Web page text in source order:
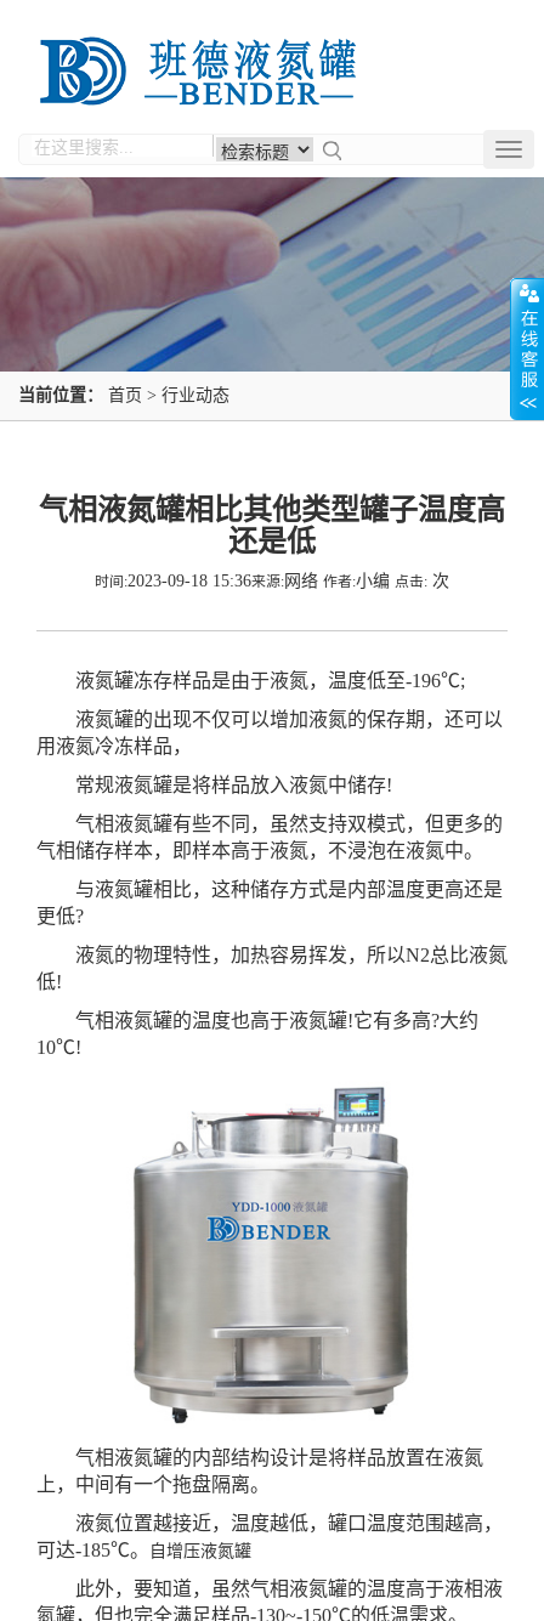
当前位置： 首页 > 行业动态
气相液氮罐相比其他类型罐子温度高
还是低
时间:2023-09-18 15:36来源:网络 作者:小编 点击: 次
液氮罐冻存样品是由于液氮，温度低至-196℃;
液氮罐的出现不仅可以增加液氮的保存期，还可以
用液氮冷冻样品，
常规液氮罐是将样品放入液氮中储存!
气相液氮罐有些不同，虽然支持双模式，但更多的
气相储存样本，即样本高于液氮，不浸泡在液氮中。
与液氮罐相比，这种储存方式是内部温度更高还是
更低?
液氮的物理特性，加热容易挥发，所以N2总比液氮
低!
气相液氮罐的温度也高于液氮罐!它有多高?大约
10℃!
气相液氮罐的内部结构设计是将样品放置在液氮
上，中间有一个拖盘隔离。
液氮位置越接近，温度越低，罐口温度范围越高，
可达-185℃。
自增压液氮罐
此外，要知道，虽然气相液氮罐的温度高于液相液
氮罐，但也完全满足样品-130~-150℃的低温需求。